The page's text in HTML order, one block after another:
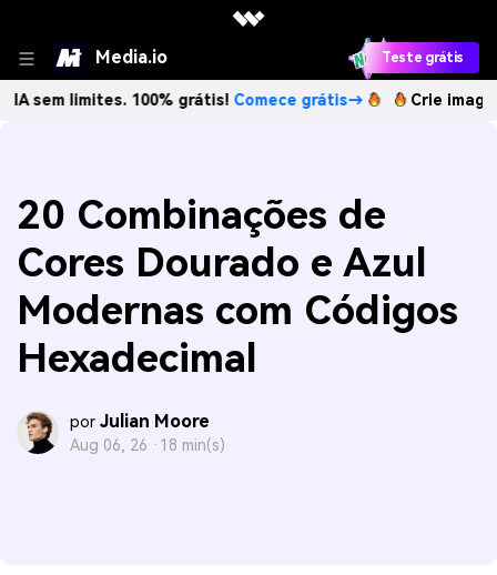
Media.io Teste grátis
100% grátis!Comece grátis→ Crie imagens com
20 Combinações de
Cores Dourado e Azul
Modernas com Códigos
Hexadecimal
por Julian Moore
Aug 06, 26 · 18 min(s)